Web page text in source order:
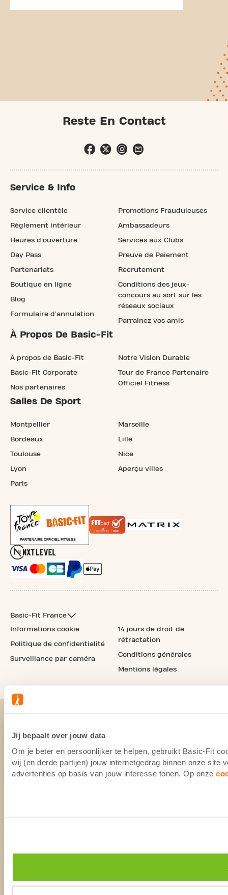
Jij bepaalt over jouw data
Om je beter en persoonlijker te helpen, gebruikt Basic-Fit
wij (en derde partijen) jouw internetgedrag binnen onze site
advertenties op basis van jouw interesse tonen. Op onze
Reste En Contact
Service & Info
Service clientèle
Règlement intérieur
Heures d'ouverture
Day Pass
Partenariats
Boutique en ligne
Blog
Formulaire d'annulation
Promotions Frauduleuses
Ambassadeurs
Services aux Clubs
Preuve de Paiement
Recrutement
Conditions des jeux-
concours au sort sur les
réseaux sociaux
Parrainez vos amis
À Propos De Basic-Fit
À propos de Basic-Fit
Basic-Fit Corporate
Nos partenaires
Notre Vision Durable
Tour de France Partenaire
Officiel Fitness
Salles De Sport
Montpellier
Bordeaux
Toulouse
Lyon
Paris
Marseille
Lille
Nice
Aperçu villes
Basic-Fit France
Informations cookie
Politique de confidentialité
Surveillance par caméra
14 jours de droit de
rétractation
Conditions générales
Mentions légales